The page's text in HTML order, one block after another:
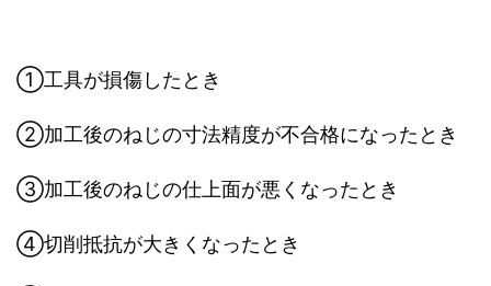
①工具が損傷したとき
②加工後のねじの寸法精度が不合格になったとき
③加工後のねじの仕上面が悪くなったとき
④切削抵抗が大きくなったとき